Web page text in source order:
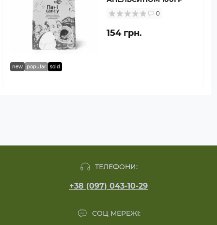
new popular sold
0
154 грн.
ТЕЛЕФОНИ:
+38 (097) 043-10-29
СОЦ МЕРЕЖІ: